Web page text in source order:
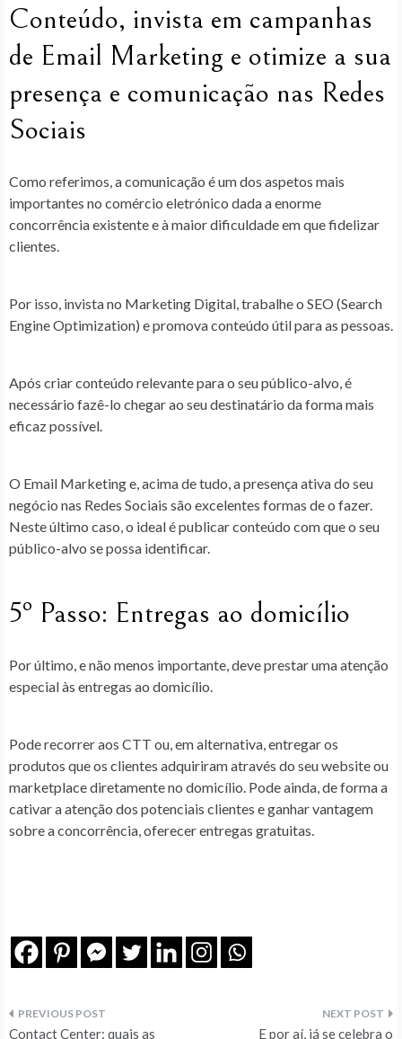
Conteúdo, invista em campanhas
de Email Marketing e otimize a sua
presença e comunicação nas Redes
Sociais
Como referimos, a comunicação é um dos aspetos mais
importantes no comércio eletrónico dada a enorme
concorrência existente e à maior dificuldade em que fidelizar
clientes.
Por isso, invista no Marketing Digital, trabalhe o SEO (Search
Engine Optimization) e promova conteúdo útil para as pessoas.
Após criar conteúdo relevante para o seu público-alvo, é
necessário fazê-lo chegar ao seu destinatário da forma mais
eficaz possível.
O Email Marketing e, acima de tudo, a presença ativa do seu
negócio nas Redes Sociais são excelentes formas de o fazer.
Neste último caso, o ideal é publicar conteúdo com que o seu
público-alvo se possa identificar.
5º Passo: Entregas ao domicílio
Por último, e não menos importante, deve prestar uma atenção
especial às entregas ao domicílio.
Pode recorrer aos CTT ou, em alternativa, entregar os
produtos que os clientes adquiriram através do seu website ou
marketplace diretamente no domicílio. Pode ainda, de forma a
cativar a atenção dos potenciais clientes e ganhar vantagem
sobre a concorrência, oferecer entregas gratuitas.
Navegação
Contact Center: quais as E por aí, já se celebra o